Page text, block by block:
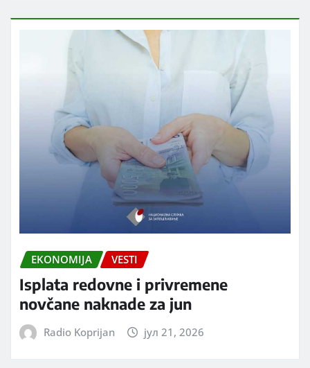
EKONOMIJA VESTI
Isplata redovne i privremene
novčane naknade za jun
Radio Koprijan јул 21, 2026